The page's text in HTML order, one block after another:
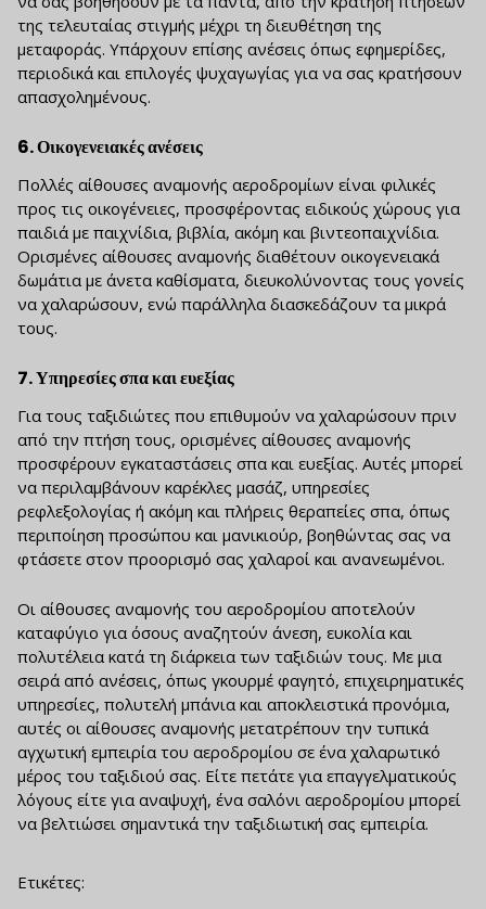
της τελευταίας στιγμής μέχρι τη διευθέτηση της
μεταφοράς. Υπάρχουν επίσης ανέσεις όπως εφημερίδες,
περιοδικά και επιλογές ψυχαγωγίας για να σας κρατήσουν
απασχολημένους.
6.Οικογενειακές ανέσεις
Πολλές αίθουσες αναμονής αεροδρομίων είναι φιλικές
προς τις οικογένειες, προσφέροντας ειδικούς χώρους για
παιδιά με παιχνίδια, βιβλία, ακόμη και βιντεοπαιχνίδια.
Ορισμένες αίθουσες αναμονής διαθέτουν οικογενειακά
δωμάτια με άνετα καθίσματα, διευκολύνοντας τους γονείς
να χαλαρώσουν, ενώ παράλληλα διασκεδάζουν τα μικρά
τους.
7.Υπηρεσίες σπα και ευεξίας
Για τους ταξιδιώτες που επιθυμούν να χαλαρώσουν πριν
από την πτήση τους, ορισμένες αίθουσες αναμονής
προσφέρουν εγκαταστάσεις σπα και ευεξίας. Αυτές μπορεί
να περιλαμβάνουν καρέκλες μασάζ, υπηρεσίες
ρεφλεξολογίας ή ακόμη και πλήρεις θεραπείες σπα, όπως
περιποίηση προσώπου και μανικιούρ, βοηθώντας σας να
φτάσετε στον προορισμό σας χαλαροί και ανανεωμένοι.
Οι αίθουσες αναμονής του αεροδρομίου αποτελούν
καταφύγιο για όσους αναζητούν άνεση, ευκολία και
πολυτέλεια κατά τη διάρκεια των ταξιδιών τους. Με μια
σειρά από ανέσεις, όπως γκουρμέ φαγητό, επιχειρηματικές
υπηρεσίες, πολυτελή μπάνια και αποκλειστικά προνόμια,
αυτές οι αίθουσες αναμονής μετατρέπουν την τυπικά
αγχωτική εμπειρία του αεροδρομίου σε ένα χαλαρωτικό
μέρος του ταξιδιού σας. Είτε πετάτε για επαγγελματικούς
λόγους είτε για αναψυχή, ένα σαλόνι αεροδρομίου μπορεί
να βελτιώσει σημαντικά την ταξιδιωτική σας εμπειρία.
Ετικέτες: